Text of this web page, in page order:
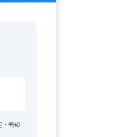
・売却